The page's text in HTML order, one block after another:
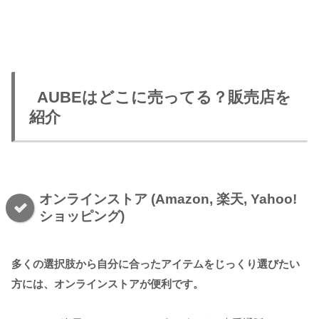
AUBEはどこに売ってる？販売店を
紹介
オンラインストア (Amazon, 楽天, Yahoo!
ショッピング)
多くの選択肢から自分に合ったアイテムをじっくり選びたい
方には、オンラインストアが便利です。